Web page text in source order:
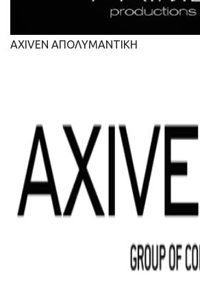
AXIVEN ΑΠΟΛΥΜΑΝΤΙΚΗ